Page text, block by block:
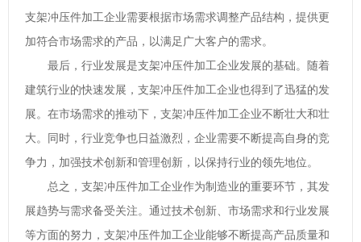
支架冲压件加工企业需要根据市场需求调整产品结构，提供更
加符合市场需求的产品，以满足广大客户的需求。
最后，行业发展是支架冲压件加工企业发展的基础。随着
建筑行业的快速发展，支架冲压件加工企业也得到了迅猛的发
展。在市场需求的推动下，支架冲压件加工企业不断壮大和壮
大。同时，行业竞争也日益激烈，企业需要不断提高自身的竞
争力，加强技术创新和管理创新，以保持行业的领先地位。
总之，支架冲压件加工企业作为制造业的重要环节，其发
展趋势与需求备受关注。通过技术创新、市场需求和行业发展
等方面的努力，支架冲压件加工企业能够不断提高产品质量和